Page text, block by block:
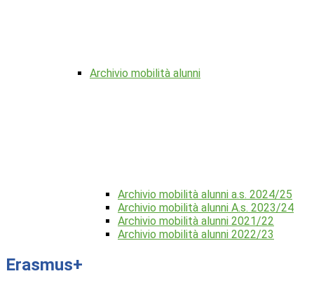
Archivio mobilità alunni
Archivio mobilità alunni a.s. 2024/25
Archivio mobilità alunni A.s. 2023/24
Archivio mobilità alunni 2021/22
Archivio mobilità alunni 2022/23
Erasmus+